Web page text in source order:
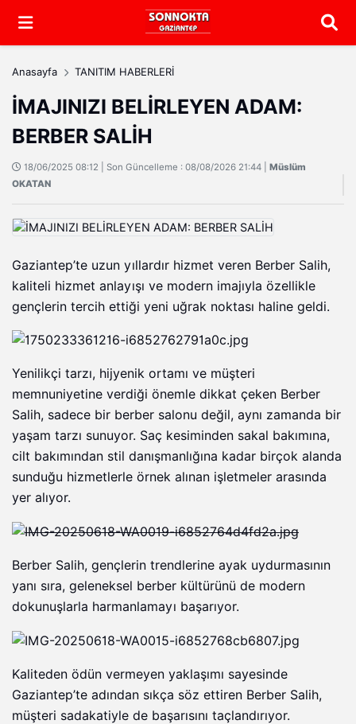
Arama
Anasayfa TANITIM HABERLERİ
İMAJINIZI BELİRLEYEN ADAM:
BERBER SALİH
18/06/2025 08:12 | Son Güncelleme : 08/08/2026 21:44 | Müslüm
OKATAN
Gaziantep’te uzun yıllardır hizmet veren Berber Salih,
kaliteli hizmet anlayışı ve modern imajıyla özellikle
gençlerin tercih ettiği yeni uğrak noktası haline geldi.
Yenilikçi tarzı, hijyenik ortamı ve müşteri
memnuniyetine verdiği önemle dikkat çeken Berber
Salih, sadece bir berber salonu değil, aynı zamanda bir
yaşam tarzı sunuyor. Saç kesiminden sakal bakımına,
cilt bakımından stil danışmanlığına kadar birçok alanda
sunduğu hizmetlerle örnek alınan işletmeler arasında
yer alıyor.
Berber Salih, gençlerin trendlerine ayak uydurmasının
yanı sıra, geleneksel berber kültürünü de modern
dokunuşlarla harmanlamayı başarıyor.
Kaliteden ödün vermeyen yaklaşımı sayesinde
Gaziantep’te adından sıkça söz ettiren Berber Salih,
müşteri sadakatiyle de başarısını taçlandırıyor.